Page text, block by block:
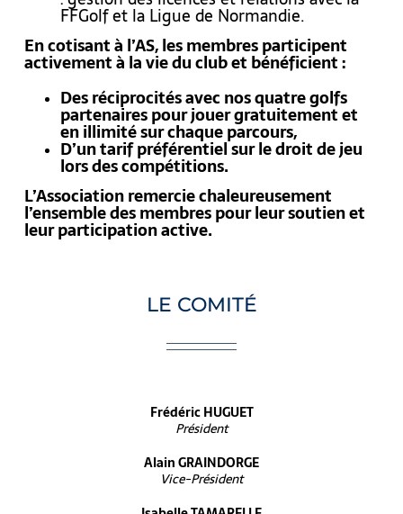
FFGolf et la Ligue de Normandie.
En cotisant à l’AS, les membres participent
activement à la vie du club et bénéficient :
Des réciprocités avec nos quatre golfs
partenaires pour jouer gratuitement et
en illimité sur chaque parcours,
D’un tarif préférentiel sur le droit de jeu
lors des compétitions.
L’Association remercie chaleureusement
l’ensemble des membres pour leur soutien et
leur participation active.
LE COMITÉ
Frédéric HUGUET
Président
Alain GRAINDORGE
Vice-Président